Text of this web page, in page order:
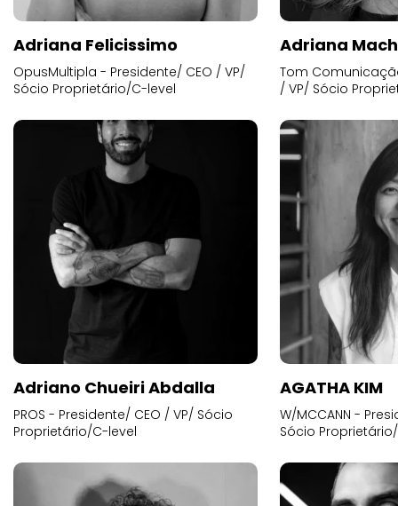
Adriana Felicissimo
OpusMultipla - Presidente/ CEO / VP/
Sócio Proprietário/C-level
Adriana
Tom
/ VP/ Sócio
Adriano Chueiri Abdalla
PROS - Presidente/ CEO / VP/ Sócio
Proprietário/C-level
AGATHA KIM
W/MCCANN -
Sócio